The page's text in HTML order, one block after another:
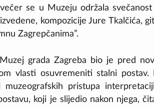
se u Muzeju održala
kompozicije Jure Tkalčića,
Zagrepčanima”.
grada Zagreba bio je pred
vlasti osuvremeniti stalni postav.
pristupa
koji je slijedio nakon njega,